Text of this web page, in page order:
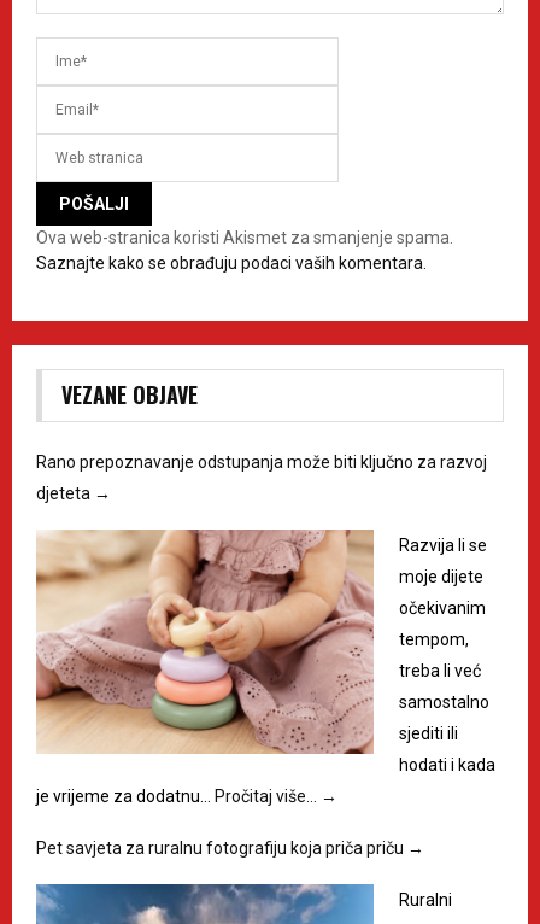
Ova web-stranica koristi Akismet za smanjenje spama.
Saznajte kako se obrađuju podaci vaših komentara.
VEZANE OBJAVE
Rano prepoznavanje odstupanja može biti ključno za razvoj
djeteta →
Razvija li se
moje dijete
očekivanim
tempom,
treba li već
samostalno
sjediti ili
hodati i kada
je vrijeme za dodatnu…
Pročitaj više… →
Pet savjeta za ruralnu fotografiju koja priča priču →
Ruralni